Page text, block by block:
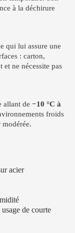
à la déchirure
qui lui assure une
: carton,
ne nécessite pas
allant de −10 °C à
froids
acier
de courte